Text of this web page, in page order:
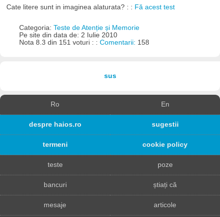
Cate litere sunt in imaginea alaturata? : : Fă acest test
Categoria: Teste de Atenție și Memorie
Pe site din data de: 2 Iulie 2010
Nota 8.3 din 151 voturi : : Comentarii: 158
sus
Ro En
despre haios.ro sugestii
termeni cookie policy
teste poze
bancuri știați că
mesaje articole